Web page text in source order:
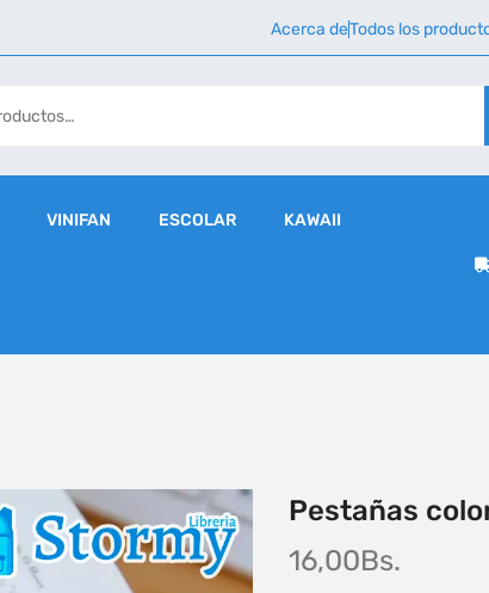
Acerca deTodos los
VINIFAN ESCOLAR KAWAII
Pestañas
16,00Bs.